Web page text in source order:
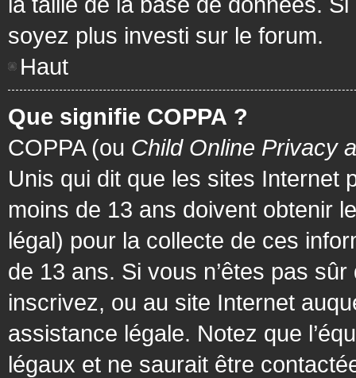
soyez plus investi sur le forum.
Haut
Que signifie COPPA ?
COPPA (ou Child Online Privacy
Unis qui dit que les sites Internet
moins de 13 ans doivent obtenir
légal) pour la collecte de ces
de 13 ans. Si vous n’êtes pas
inscrivez, ou au site Internet
assistance légale. Notez que
légaux et ne saurait être